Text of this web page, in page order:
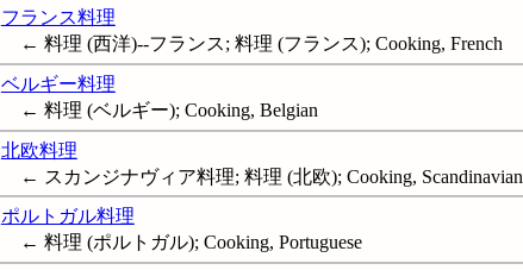
フランス料理
← 料理 (西洋)--フランス; 料理 (フランス); Cooking, French
ベルギー料理
← 料理 (ベルギー); Cooking, Belgian
北欧料理
← スカンジナヴィア料理; 料理 (北欧); Cooking, Scandinavian
ポルトガル料理
← 料理 (ポルトガル); Cooking, Portuguese